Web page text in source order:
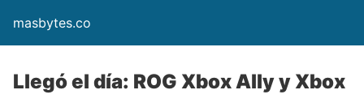
masbytes.co
Llegó el día: ROG Xbox Ally y Xbox